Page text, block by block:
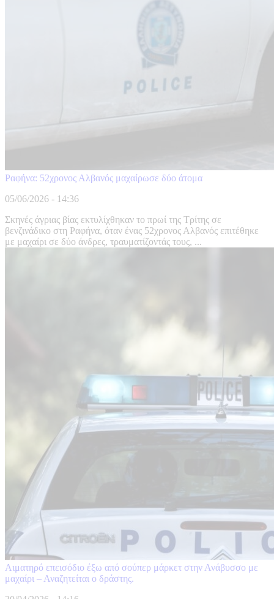
Ραφήνα: 52χρονος Αλβανός μαχαίρωσε δύο άτομα
05/06/2026 - 14:36
Σκηνές άγριας βίας εκτυλίχθηκαν το πρωί της Τρίτης σε
βενζινάδικο στη Ραφήνα, όταν ένας 52χρονος Αλβανός επιτέθηκε
με μαχαίρι σε δύο άνδρες, τραυματίζοντάς τους, ...
Αιματηρό επεισόδιο έξω από σούπερ μάρκετ στην Ανάβυσσο με
μαχαίρι – Αναζητείται ο δράστης.